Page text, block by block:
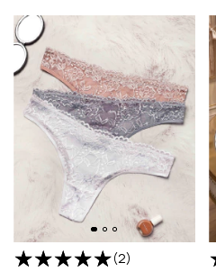
(2)